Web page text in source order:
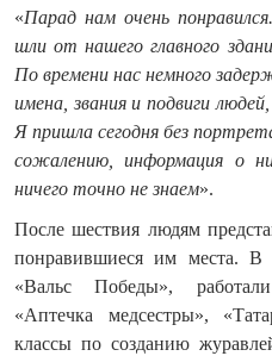
«Парад нам очень
шли от нашего главного
По времени нас немного
имена, звания и подвиги
Я пришла сегодня без
сожалению, информация о
ничего точно не знаем».
После шествия людям
понравившиеся им места. В
«Вальс Победы»,
«Аптечка медсестры»,
классы по созданию